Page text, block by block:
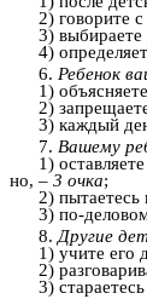
2) говорите
3) выбираете
4)
6. Ребенок
1)
2)
3) каждый
7. Вашему
1)
но, – 3 очка;
2) пытаетесь
3) по-
8. Другие
1) учите его
2)
3)